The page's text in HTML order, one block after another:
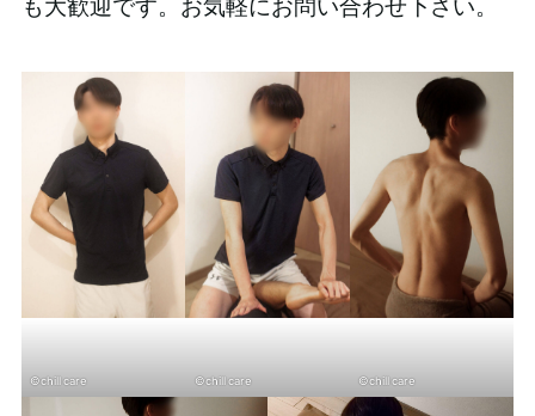
も大歓迎です。お気軽にお問い合わせ下さい。
©chill care ©chill care ©chill care